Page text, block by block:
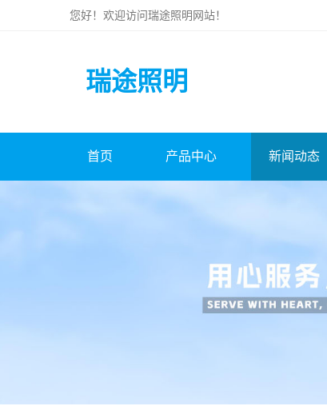
您好！欢迎访问瑞途照明 网站！
瑞途照明
首页 产品中心 新闻动态